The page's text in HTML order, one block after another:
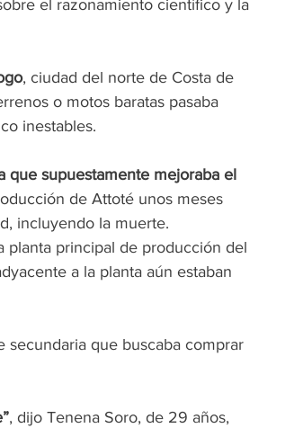
el razonamiento científico y la
, ciudad del norte de Costa de
o motos baratas pasaba
inestables.
que supuestamente mejoraba el
de Attoté unos meses
incluyendo la muerte.
planta principal de producción del
a la planta aún estaban
secundaria que buscaba comprar
, dijo Tenena Soro, de 29 años,